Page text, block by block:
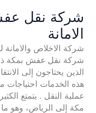
المحتوى
شركة نقل
الامانة
شركة الاخلاص
شركة نقل عفش بمكة ذات
الذين يحتاجون إلى
هذه الخدمات احتياجات
عملية النقل . يتمتع
مكة إلى الرياض، وهو